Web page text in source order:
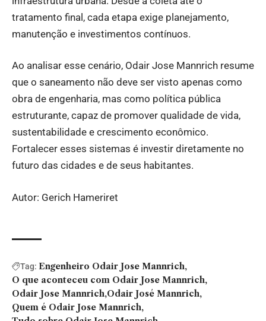
tratamento final, cada etapa exige planejamento,
manutenção e investimentos contínuos.
Ao analisar esse cenário, Odair Jose Mannrich resume
que o saneamento não deve ser visto apenas como
obra de engenharia, mas como política pública
estruturante, capaz de promover qualidade de vida,
sustentabilidade e crescimento econômico.
Fortalecer esses sistemas é investir diretamente no
futuro das cidades e de seus habitantes.
Autor: Gerich Hameriret
Tag: Engenheiro Odair Jose Mannrich
O que aconteceu com Odair Jose Mannrich
Odair Jose Mannrich Odair José Mannrich
Quem é Odair Jose Mannrich